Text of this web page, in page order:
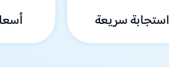
استجابة سريعة